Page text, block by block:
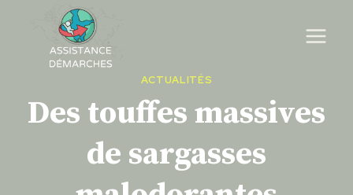
content
ACTUALITÉS
Des touffes massives
de sargasses